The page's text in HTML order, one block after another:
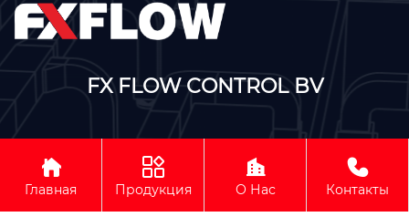
FX FLOW CONTROL BV
Авторское право©FX FLOW CONTROL BV

Главная

Продукция

О Нас

Контакты